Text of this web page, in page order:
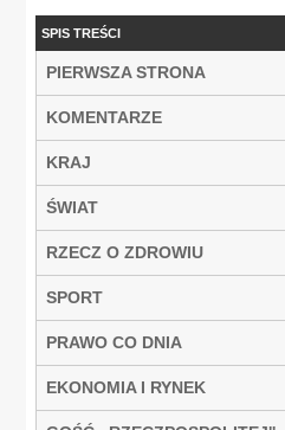
SPIS TREŚCI
PIERWSZA STRONA
KOMENTARZE
KRAJ
ŚWIAT
RZECZ O ZDROWIU
SPORT
PRAWO CO DNIA
EKONOMIA I RYNEK